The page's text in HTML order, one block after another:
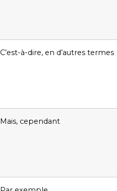
C’est-à-dire, en d’autres termes
Mais, cependant